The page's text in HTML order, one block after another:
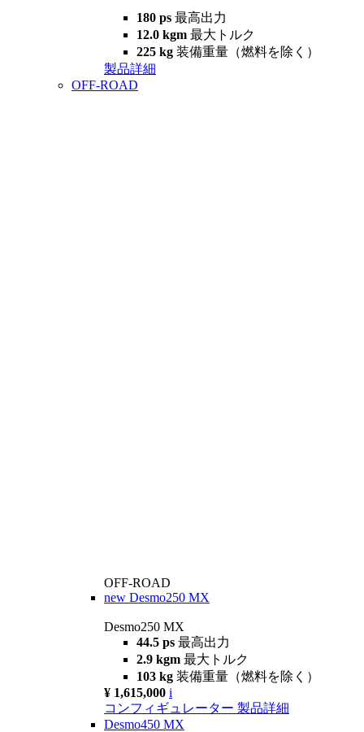
180 ps 最高出力
12.0 kgm 最大トルク
225 kg 装備重量（燃料を除く）
製品詳細
OFF-ROAD
OFF-ROAD
new Desmo250 MX
Desmo250 MX
44.5 ps 最高出力
2.9 kgm 最大トルク
103 kg 装備重量（燃料を除く）
¥ 1,615,000 i
コンフィギュレーター 製品詳細
Desmo450 MX